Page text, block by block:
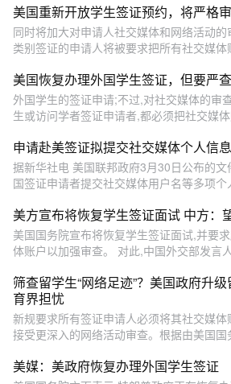
美国重新开放学生签证预约，将严格
同时将加大对申请人社交媒体和网络活动
类别签证的申请人将被要求把所有社交媒体
美国恢复办理外国学生签证，但要严
外国学生的签证申请;不过,对社交媒体的审
生或访问学者签证申请者,都必须把社交媒
申请赴美签证拟提交社交媒体个人信息
据新华社电 美国联邦政府3月30日公布的
国签证申请者提交社交媒体用户名等多项个
美方宣布将恢复学生签证面试 中方：
美国国务院宣布将恢复学生签证面试,并要
体账户以加强审查。 对此,中国外交部发言
筛查留学生“网络足迹”？美国政府升
育界担忧
新规要求所有签证申请人必须将其社交媒
接受更深入的网络活动审查。根据由美国国
美媒：美政府恢复办理外国学生签证